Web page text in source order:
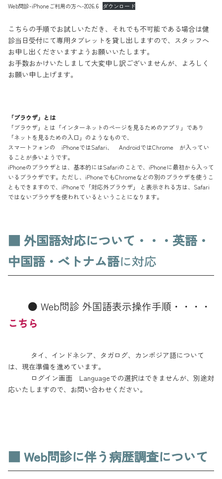
Web問診-iPhoneご利用の方へ-2026.6 ダウンロード
こちらの手順でお試しいただき、それでも不可能である場合は健
診当日受付にて専用タブレットを貸し出しますので、スタッフへ
お申し出くださいますようお願いいたします。
お手数おかけいたしまして大変申し訳ございませんが、よろしく
お願い申し上げます。
「ブラウザ」とは
「ブラウザ」とは「インターネットのページを見るためのアプリ」であり
「ネットを見るための入口」のようなもので、
スマートフォンの iPhoneではSafari、 AndroidではChrome が入ってい
ることが多いようです。
iPhoneのブラウザとは、基本的にはSafariのことで、iPhoneに最初から入って
いるブラウザです。ただし、iPhoneでもChromeなどの別のブラウザを使うこ
ともできますので、iPhoneで「対応外ブラウザ」 と表示される方は、Safari
ではないブラウザを使われているということになります。
■外国語対応について・・・英語・
中国語・ベトナム語に対応
● Web問診 外国語表示操作手順・・・・
こちら
タイ、インドネシア、タガログ、カンボジア語について
は、現在準備を進めています。
ログイン画面 Languageでの選択はできませんが、別途対
応いたしますので、お問い合わせください。
■ Web問診に伴う病歴調査について